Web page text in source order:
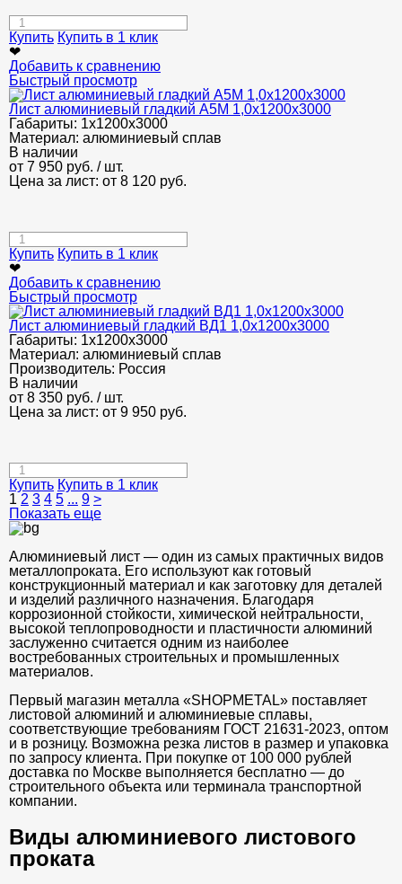
Купить Купить в 1 клик
❤
Добавить к сравнению
Быстрый просмотр
Лист алюминиевый гладкий А5М 1,0х1200х3000
Габариты: 1х1200х3000
Материал: алюминиевый сплав
В наличии
от 7 950 руб. / шт.
Цена за лист: от 8 120 руб.
Купить Купить в 1 клик
❤
Добавить к сравнению
Быстрый просмотр
Лист алюминиевый гладкий ВД1 1,0х1200х3000
Габариты: 1х1200х3000
Материал: алюминиевый сплав
Производитель: Россия
В наличии
от 8 350 руб. / шт.
Цена за лист: от 9 950 руб.
Купить Купить в 1 клик
1 2 3 4 5 ... 9 >
Показать еще
Алюминиевый лист — один из самых практичных видов
металлопроката. Его используют как готовый
конструкционный материал и как заготовку для деталей
и изделий различного назначения. Благодаря
коррозионной стойкости, химической нейтральности,
высокой теплопроводности и пластичности алюминий
заслуженно считается одним из наиболее
востребованных строительных и промышленных
материалов.
Первый магазин металла «SHOPMETAL» поставляет
листовой алюминий и алюминиевые сплавы,
соответствующие требованиям ГОСТ 21631-2023, оптом
и в розницу. Возможна резка листов в размер и упаковка
по запросу клиента. При покупке от 100 000 рублей
доставка по Москве выполняется бесплатно — до
строительного объекта или терминала транспортной
компании.
Виды алюминиевого листового
проката